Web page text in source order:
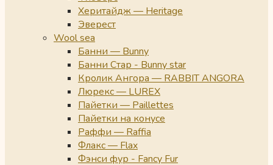
Херитайдж — Heritage
Эверест
Wool sea
Банни — Bunny
Банни Стар - Bunny star
Кролик Ангора — RABBIT ANGORA
Люрекс — LUREX
Пайетки — Paillettes
Пайетки на конусе
Раффи — Raffia
Флакс — Flax
Фэнси фур - Fancy Fur